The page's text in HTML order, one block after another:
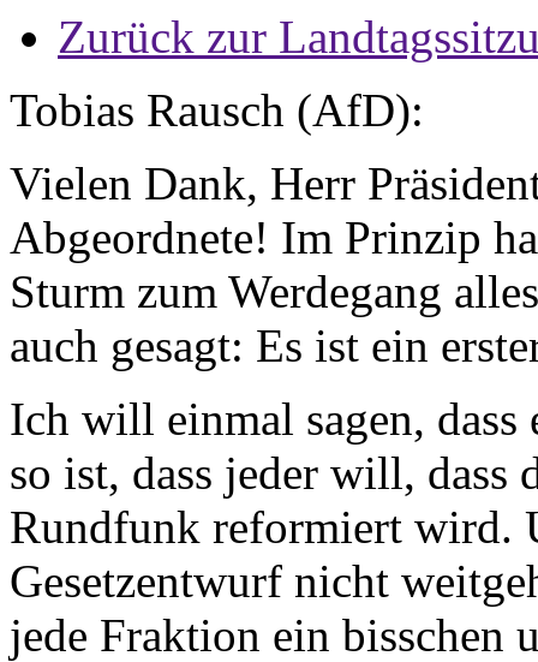
Zurück zur
Tobias Rausch (AfD):
Vielen Dank, Herr
Abgeordnete! Im Prinzip
Sturm zum Werdegang
auch gesagt: Es ist ein
Ich will einmal sagen,
so ist, dass jeder will,
Rundfunk reformiert wird.
Gesetzentwurf nicht
jede Fraktion ein bisschen